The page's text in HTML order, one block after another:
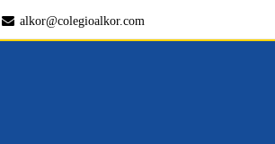
alkor@colegioalkor.com